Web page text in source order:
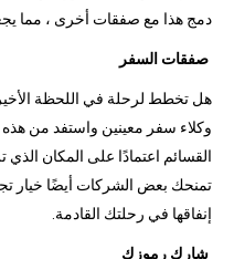
دمج هذا مع صفقات أخرى ، مما
صفقات السفر
هل تخطط لرحلة في اللحظة
وكلاء سفر معينين واستفد من
القسائم اعتمادًا على المكان الذي
تمنحك بعض الشركات أيضًا خيار
إنفاقها في رحلتك القادمة.
شارك رموزك